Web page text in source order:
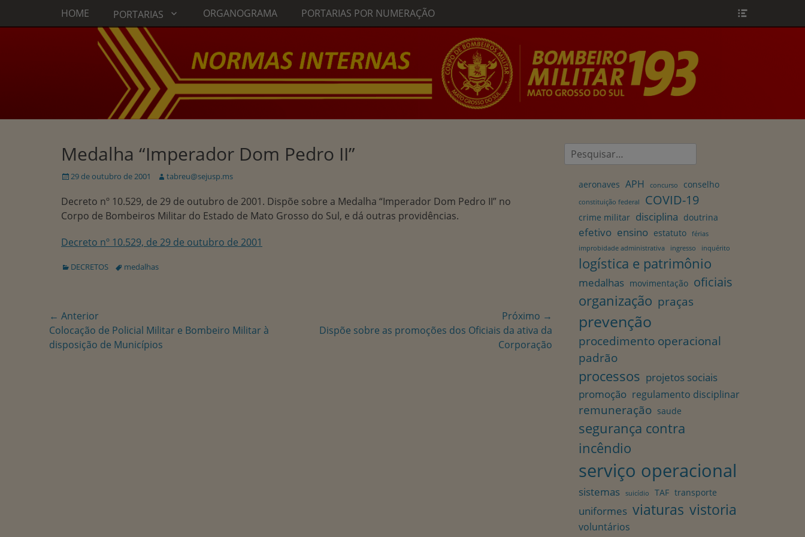
Menu principal
para
HOME PORTARIAS ORGANOGRAMA PORTARIAS POR NUMERAÇÃO
Medalha “Imperador Dom Pedro II”
Publicado
29 de outubro de 2001 Autor:
tabreu@sejusp.ms
Decreto nº 10.529, de 29 de outubro de 2001. Dispõe sobre a Medalha “Imperador Dom Pedro II” no
Corpo de Bombeiros Militar do Estado de Mato Grosso do Sul, e dá outras providências.
Decreto nº 10.529, de 29 de outubro de 2001
Categorias:
DECRETOS Tags:medalhas
Navegação
de
Post
← Anterior
Postagem
anterior:
Colocação de Policial Militar e Bombeiro Militar à
disposição de Municípios
Próximo →
Próxima
Dispõe sobre as promoções dos Oficiais da ativa da
Corporação
Pesquisar
por:
aeronaves APH concurso conselho
constituição federal COVID-19
crime militar disciplina doutrina
efetivo ensino estatuto
férias
improbidade administrativa
ingresso inquérito
logística e patrimônio
medalhas movimentação oficiais
organização praças
prevenção
procedimento operacional
padrão
processos projetos sociais
promoção regulamento disciplinar
remuneração saude
segurança contra
incêndio
serviço operacional
sistemas suicídio TAF transporte
uniformes viaturas vistoria
voluntários